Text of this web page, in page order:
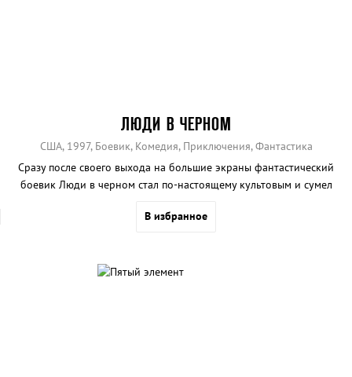
ЛЮДИ В ЧЕРНОМ
США, 1997, Боевик, Комедия, Приключения, Фантастика
Сразу после своего выхода на большие экраны фантастический
боевик Люди в черном стал по-настоящему культовым и сумел
В избранное